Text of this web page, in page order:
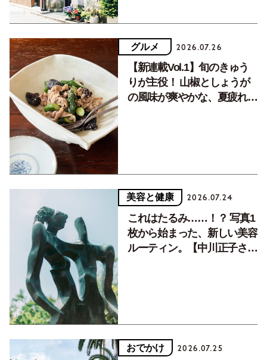
グルメ 2026.07.26
【新連載Vol.1】旬のきゅう
りが主役！ 山椒としょうが
の風味が爽やかな、夏疲れを
美容と健康 2026.07.24
これはたるみ……！？ 写真1
枚から始まった、新しい美容
ルーティン。【中川正子さん
おでかけ 2026.07.25